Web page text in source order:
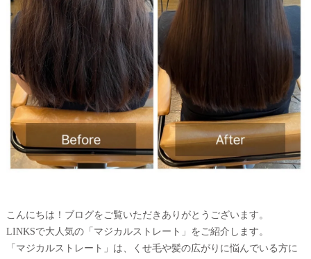
こんにちは！ブログをご覧いただきありがとうございます。
LINKSで大人気の「マジカルストレート」をご紹介します。
「マジカルストレート」は、くせ毛や髪の広がりに悩んでいる方に